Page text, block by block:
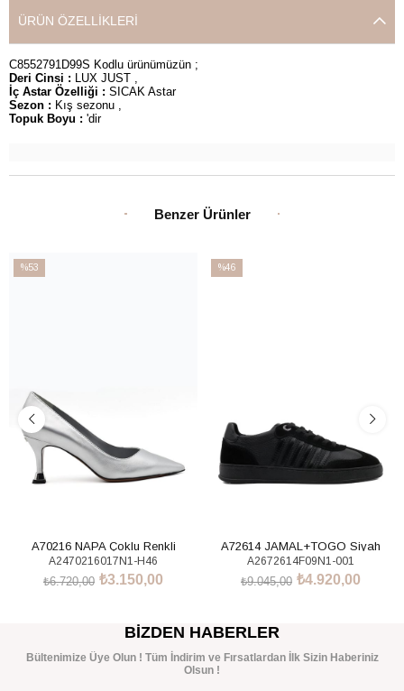
ÜRÜN ÖZELLIKLERI
C8552791D99S Kodlu ürünümüzün ;
Deri Cinsi : LUX JUST ,
İç Astar Özelliği : SICAK Astar
Sezon : Kış sezonu ,
Topuk Boyu : 'dir
Benzer Ürünler
%53
A70216 NAPA Çoklu Renkli
A2470216017N1-H46
₺3.150,00
₺6.720,00
%46
A72614 JAMAL+TOGO Siyah
Sneakers Ayakkabı
A2672614F09N1-001
₺4.920,00
₺9.045,00
BIZDEN HABERLER
Bültenimize Üye Olun ! Tüm İndirim ve Fırsatlardan İlk Sizin Haberiniz
Olsun !